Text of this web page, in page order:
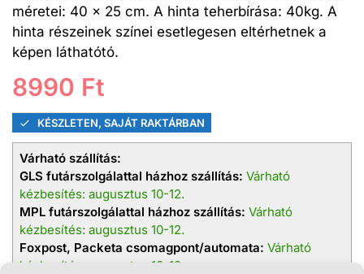
méretei: 40 x 25 cm. A hinta teherbírása: 40kg. A
hinta részeinek színei esetlegesen eltérhetnek a
képen láthatótó.
8990 Ft
KÉSZLETEN, SAJÁT RAKTÁRBAN
Várható szállítás:
GLS futárszolgálattal házhoz szállítás: Várható
kézbesítés: augusztus 10-12.
MPL futárszolgálattal házhoz szállítás: Várható
kézbesítés: augusztus 10-12.
Foxpost, Packeta csomagpont/automata: Várható
kézbesítés: augusztus 10-12.